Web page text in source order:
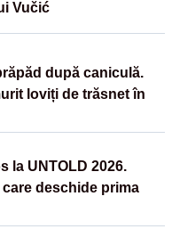
Vučić
după caniculă.
loviți de trăsnet în
la UNTOLD 2026.
deschide prima